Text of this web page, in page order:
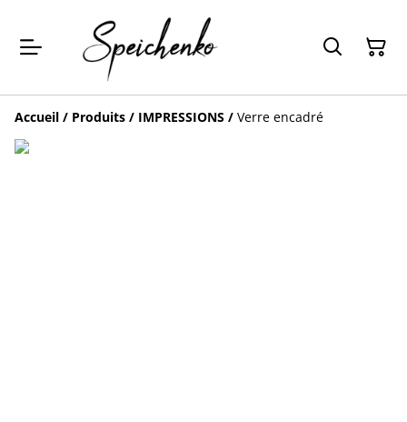
Accueil / Produits / IMPRESSIONS / Verre encadré